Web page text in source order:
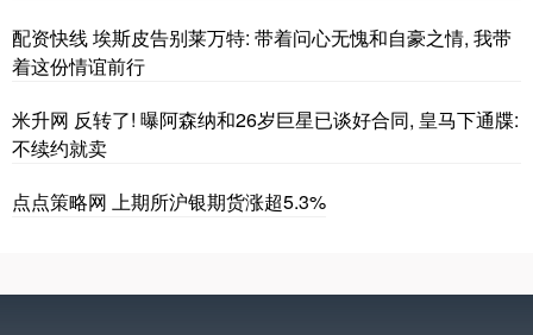
配资快线 埃斯皮告别莱万特: 带着问心无愧和自豪之情, 我带
着这份情谊前行
米升网 反转了! 曝阿森纳和26岁巨星已谈好合同, 皇马下通牒:
不续约就卖
点点策略网 上期所沪银期货涨超5.3%